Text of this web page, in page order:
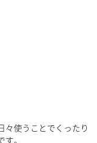
々使うことでくったり
。